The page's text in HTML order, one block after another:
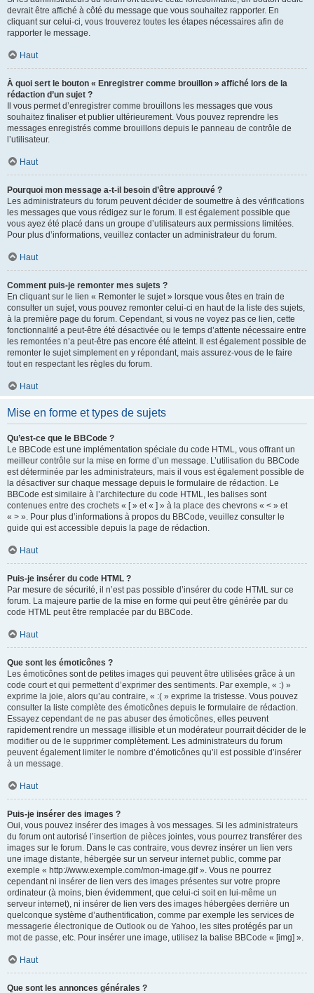
devrait être affiché à côté du message que vous souhaitez rapporter. En
cliquant sur celui-ci, vous trouverez toutes les étapes nécessaires afin de
rapporter le message.
Haut
À quoi sert le bouton « Enregistrer comme brouillon » affiché lors de la
rédaction d’un sujet ?
Il vous permet d’enregistrer comme brouillons les messages que vous
souhaitez finaliser et publier ultérieurement. Vous pouvez reprendre les
messages enregistrés comme brouillons depuis le panneau de contrôle de
l’utilisateur.
Haut
Pourquoi mon message a-t-il besoin d’être approuvé ?
Les administrateurs du forum peuvent décider de soumettre à des vérifications
les messages que vous rédigez sur le forum. Il est également possible que
vous ayez été placé dans un groupe d’utilisateurs aux permissions limitées.
Pour plus d’informations, veuillez contacter un administrateur du forum.
Haut
Comment puis-je remonter mes sujets ?
En cliquant sur le lien « Remonter le sujet » lorsque vous êtes en train de
consulter un sujet, vous pouvez remonter celui-ci en haut de la liste des sujets,
à la première page du forum. Cependant, si vous ne voyez pas ce lien, cette
fonctionnalité a peut-être été désactivée ou le temps d’attente nécessaire entre
les remontées n’a peut-être pas encore été atteint. Il est également possible de
remonter le sujet simplement en y répondant, mais assurez-vous de le faire
tout en respectant les règles du forum.
Haut
Mise en forme et types de sujets
Qu’est-ce que le BBCode ?
Le BBCode est une implémentation spéciale du code HTML, vous offrant un
meilleur contrôle sur la mise en forme d’un message. L’utilisation du BBCode
est déterminée par les administrateurs, mais il vous est également possible de
la désactiver sur chaque message depuis le formulaire de rédaction. Le
BBCode est similaire à l’architecture du code HTML, les balises sont
contenues entre des crochets « [ » et « ] » à la place des chevrons « < » et
« > ». Pour plus d’informations à propos du BBCode, veuillez consulter le
guide qui est accessible depuis la page de rédaction.
Haut
Puis-je insérer du code HTML ?
Par mesure de sécurité, il n’est pas possible d’insérer du code HTML sur ce
forum. La majeure partie de la mise en forme qui peut être générée par du
code HTML peut être remplacée par du BBCode.
Haut
Que sont les émoticônes ?
Les émoticônes sont de petites images qui peuvent être utilisées grâce à un
code court et qui permettent d’exprimer des sentiments. Par exemple, « :) »
exprime la joie, alors qu’au contraire, « :( » exprime la tristesse. Vous pouvez
consulter la liste complète des émoticônes depuis le formulaire de rédaction.
Essayez cependant de ne pas abuser des émoticônes, elles peuvent
rapidement rendre un message illisible et un modérateur pourrait décider de le
modifier ou de le supprimer complètement. Les administrateurs du forum
peuvent également limiter le nombre d’émoticônes qu’il est possible d’insérer
à un message.
Haut
Puis-je insérer des images ?
Oui, vous pouvez insérer des images à vos messages. Si les administrateurs
du forum ont autorisé l’insertion de pièces jointes, vous pourrez transférer des
images sur le forum. Dans le cas contraire, vous devrez insérer un lien vers
une image distante, hébergée sur un serveur internet public, comme par
exemple « http://www.exemple.com/mon-image.gif ». Vous ne pourrez
cependant ni insérer de lien vers des images présentes sur votre propre
ordinateur (à moins, bien évidemment, que celui-ci soit en lui-même un
serveur internet), ni insérer de lien vers des images hébergées derrière un
quelconque système d’authentification, comme par exemple les services de
messagerie électronique de Outlook ou de Yahoo, les sites protégés par un
mot de passe, etc. Pour insérer une image, utilisez la balise BBCode « [img] ».
Haut
Que sont les annonces générales ?